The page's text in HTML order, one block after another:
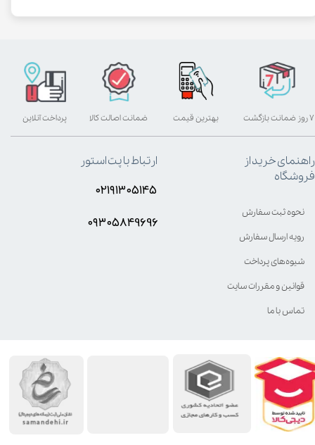
بهترین قیمت پرداخت آنلاین ۷ روز ضمانت بازگشت ضمانت اصالت کالا
راهنمای خرید از
فروشگاه
نحوه ثبت سفارش
رویه ارسال سفارش
شیوه‌های پرداخت
قوانین و مقررات سایت
تماس با ما
ارتباط با پت استور
۰۲۱۹۱۳۰۵۱۴۵
۰۹۳۰۵8۴9696